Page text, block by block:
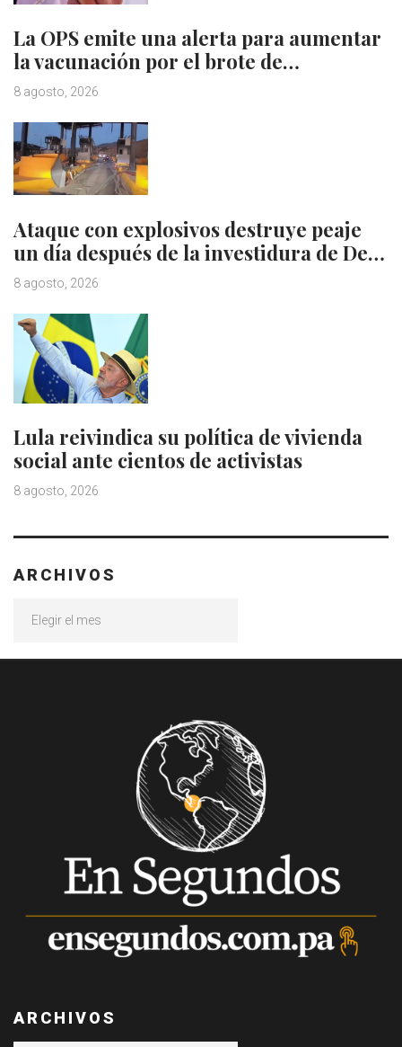
La OPS emite una alerta para aumentar
la vacunación por el brote de…
8 agosto, 2026
Ataque con explosivos destruye peaje
un día después de la investidura de De…
8 agosto, 2026
Lula reivindica su política de vivienda
social ante cientos de activistas
8 agosto, 2026
ARCHIVOS
ARCHIVOS